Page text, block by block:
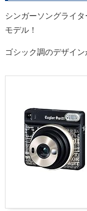
シンガーソングライ
モデル！
ゴシック調のデザイ